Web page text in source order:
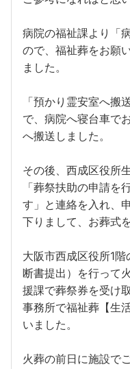
病院の福祉課より「
ので、福祉葬をお願
ました。
「預かり霊安室へ
で、病院へ寝台車で
へ搬送しました。
その後、西成区役所
「葬祭扶助の申請を
す」と連絡を入れ、
下りまして、お葬式
大阪市西成区役所1
断書提出）を行って
援課で葬祭券を受け
事務所で福祉葬【生
いました。
火葬の前日に施設で